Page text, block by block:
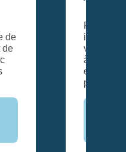
sur les
de
vous aidons
afin de mettre
pour